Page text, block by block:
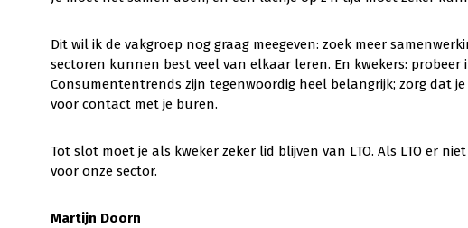
Dit wil ik de vakgroep nog graag meegeven: zoek meer
sectoren kunnen best veel van elkaar leren. En kwekers:
Consumententrends zijn tegenwoordig heel belangrijk; zorg dat
voor contact met je buren.
Tot slot moet je als kweker zeker lid blijven van LTO. Als LTO er
voor onze sector.
Martijn Doorn